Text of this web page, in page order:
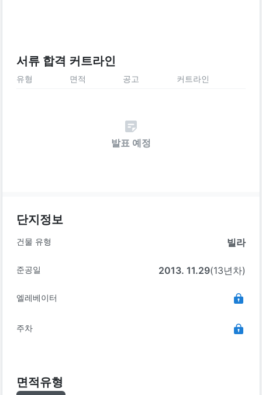
서류 합격 커트라인
유형 면적 공고 커트라인
발표 예정
단지정보
건물 유형 빌라
준공일 2013. 11.29(13년차)
엘레베이터
주차
면적유형